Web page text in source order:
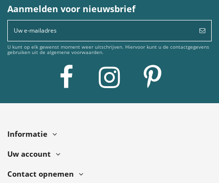
Aanmelden voor nieuwsbrief
U kunt op elk gewenst moment weer uitschrijven. Hiervoor kunt u de contactgegevens
gebruiken uit de algemene voorwaarden.
Informatie
Uw account
Contact opnemen